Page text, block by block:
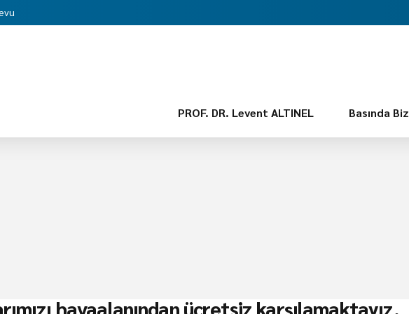
PROF. DR. Levent ALTINEL Basında Biz
havaalanından ücretsiz karşılamaktayız.